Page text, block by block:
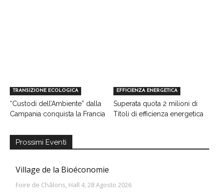
TRANSIZIONE ECOLOGICA
“Custodi dell’Ambiente” dalla
Campania conquista la Francia
EFFICIENZA ENERGETICA
Superata quota 2 milioni di
Titoli di efficienza energetica
Prossimi Eventi
Village de la Bioéconomie
Foire de Châlons, Hall 4, 28 Agosto 2026